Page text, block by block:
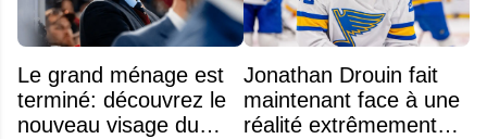
Le grand ménage est
terminé: découvrez le
nouveau visage du
Jonathan Drouin fait
maintenant face à une
réalité extrêmement